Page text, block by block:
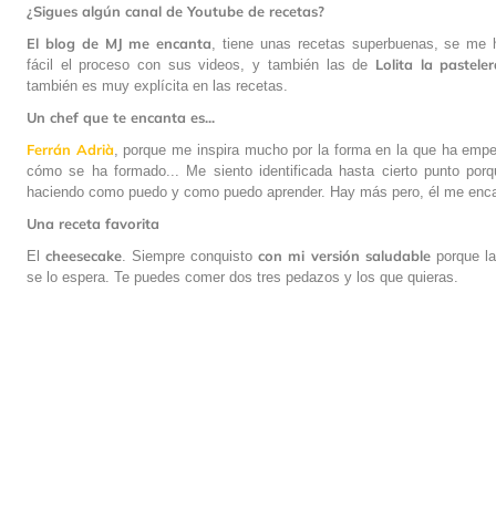
¿Sigues algún canal de Youtube de recetas?
El blog de MJ me encanta , tiene unas recetas superbuenas, se me
fácil el proceso con sus videos, y también las de Lolita la
también es muy explícita en las recetas.
Un chef que te encanta es...
Ferrán Adrià , porque me inspira mucho por la forma en la que ha
cómo se ha formado... Me siento identificada hasta cierto punto
haciendo como puedo y como puedo aprender. Hay más pero, él me
Una receta favorita
Elcheesecake . Siempre conquisto con mi versión saludableporque
se lo espera. Te puedes comer dos tres pedazos y los que quieras.